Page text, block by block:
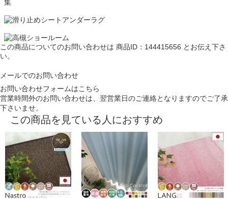
この商品についてのお問い合わせは 商品ID：144415656 とお伝え下さ
い。
メールでのお問い合わせ
お問い合わせフォームはこちら
営業時間外のお問い合わせは、翌営業日のご連絡となりますのでご了承
下さいませ。
この商品を見ている人におすすめ